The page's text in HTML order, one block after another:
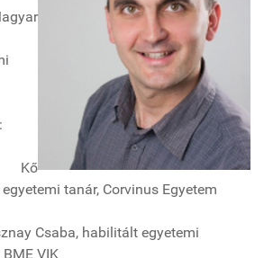
tanár, Corvinus Egyetem
Csaba, habilitált egyetemi
VIK